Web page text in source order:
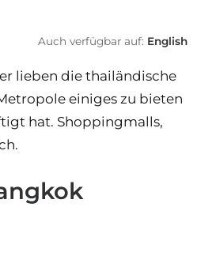
Auch verfügbar auf: English
lieben die thailändische
einiges zu bieten
hat. Shoppingmalls,